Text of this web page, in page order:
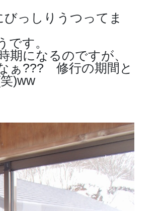
びっしりうつってま
す。
期になるのですが、
ぁ??? 修行の期間と
)ww